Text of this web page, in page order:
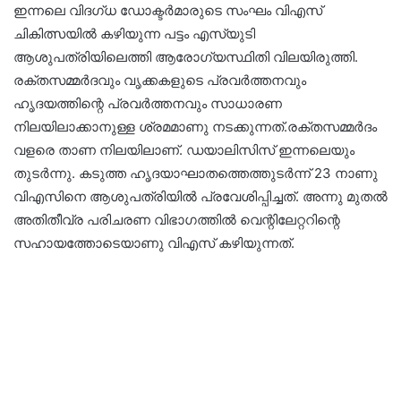
ഇന്നലെ വിദഗ്ധ ഡോക്ടർമാരുടെ സംഘം വിഎസ്
ചികിത്സയിൽ കഴിയുന്ന പട്ടം എസ്‍യുടി
ആശുപത്രിയിലെത്തി ആരോഗ്യസ്ഥിതി വിലയിരുത്തി.
രക്തസമ്മർദവും വൃക്കകളുടെ പ്രവർത്തനവും
ഹൃദയത്തിന്റെ പ്രവർത്തനവും സാധാരണ
നിലയിലാക്കാനുള്ള ശ്രമമാണു നടക്കുന്നത്.രക്തസമ്മർദം
വളരെ താണ നിലയിലാണ്. ഡയാലിസിസ് ഇന്നലെയും
തുടർന്നു. കടുത്ത ഹൃദയാഘാതത്തെത്തുടർന്ന് 23 നാണു
വിഎസിനെ ആശുപത്രിയിൽ പ്രവേശിപ്പിച്ചത്. അന്നു മുതൽ
അതിതീവ്ര പരിചരണ വിഭാഗത്തിൽ വെന്റിലേറ്ററിന്റെ
സഹായത്തോടെയാണു വിഎസ് കഴിയുന്നത്.